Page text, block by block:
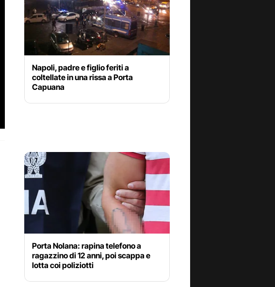
Napoli, padre e figlio feriti a
coltellate in una rissa a Porta
Capuana
Porta Nolana: rapina telefono a
ragazzino di 12 anni, poi scappa e
lotta coi poliziotti